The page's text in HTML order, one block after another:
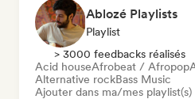
Ablozé Playlists
Playlist
> 3000 feedbacks réalisés
Acid houseAfrobeat / Afropop
Alternative rockBass Music
Ajouter dans ma/mes